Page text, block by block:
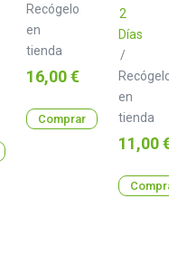
Recógelo
en
tienda
Precio
16,00 €
Comprar
A
B
White
Angled
2m
U95005WH
2
Días
/
Recógelo
en
tienda
Precio
11,00 €
Comprar